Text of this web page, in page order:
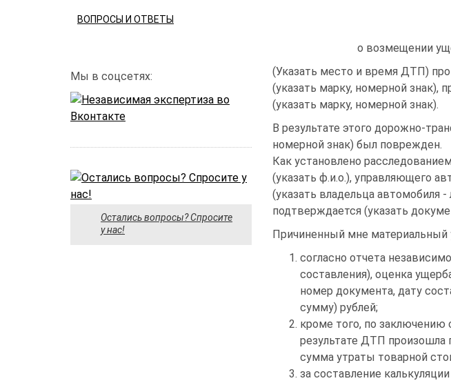
о возмещении
(Указать место и время ДТП)
(указать марку, номерной знак),
(указать марку, номерной знак).
В результате этого дорожно-
номерной знак) был поврежден.
Как установлено
(указать ф.и.о.), управляющего
(указать владельца автомобиля
подтверждается (указать
Причиненный мне материальный
согласно отчета
составления), оценка
номер документа, дату
сумму) рублей;
кроме того, по заключению
результате ДТП произошла
сумма утраты товарной
за составление
ВОПРОСЫ И ОТВЕТЫ
Мы в соцсетях:
Остались вопросы? Спросите
у нас!